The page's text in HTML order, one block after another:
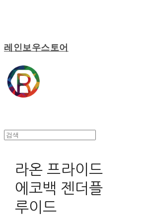
레인보우스토어
라온 프라이드
에코백 젠더플
루이드